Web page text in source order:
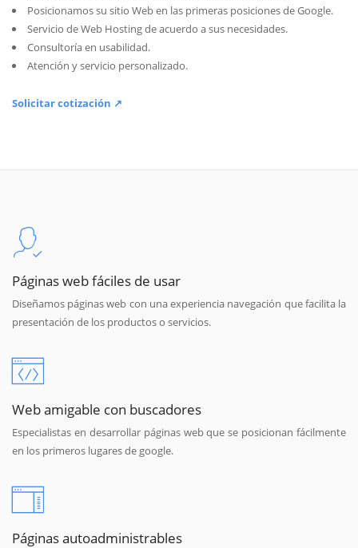
Posicionamos su sitio Web en las primeras posiciones de Google.
Servicio de Web Hosting de acuerdo a sus necesidades.
Consultoría en usabilidad.
Atención y servicio personalizado.
Solicitar cotización ↗
Páginas web fáciles de usar
Diseñamos páginas web con una experiencia navegación que facilita la
presentación de los productos o servicios.
Web amigable con buscadores
Especialistas en desarrollar páginas web que se posicionan fácilmente
en los primeros lugares de google.
Páginas autoadministrables